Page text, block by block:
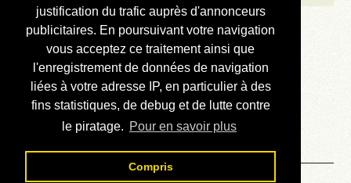
justification du trafic auprès d'annonceurs
publicitaires. En poursuivant votre navigation
vous acceptez ce traitement ainsi que
l'enregistrement de données de navigation
liées à votre adresse IP, en particulier à des
fins statistiques, de debug et de lutte contre
le piratage. Pour en savoir plus
Compris
Divers (et d’été)
Annonces
Liens externes
Téléchargement
Contact